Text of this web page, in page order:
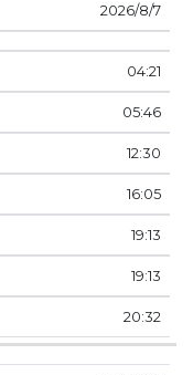
7‏‏/8‏‏/2026
04:21
05:46
12:30
16:05
19:13
19:13
20:32